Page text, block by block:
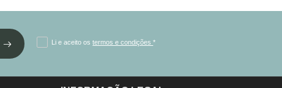
Li e aceito ostermos e condições*